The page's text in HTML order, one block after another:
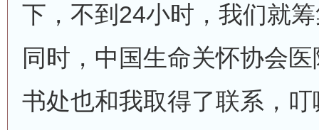
下，不到24小时，我们就
同时，中国生命关怀协会
书处也和我取得了联系，